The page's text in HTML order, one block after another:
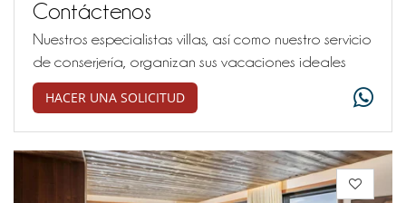
Contáctenos
Nuestros especialistas villas, así como nuestro servicio
de conserjería, organizan sus vacaciones ideales
HACER UNA SOLICITUD